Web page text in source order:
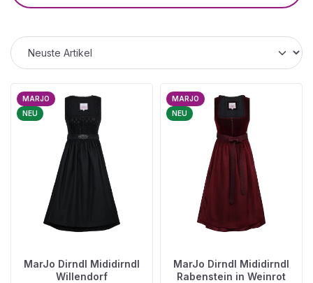
MARJO
NEU
MarJo Dirndl Mididirndl
Willendorf
MARJO
NEU
MarJo Dirndl Mididirndl
Rabenstein in Weinrot